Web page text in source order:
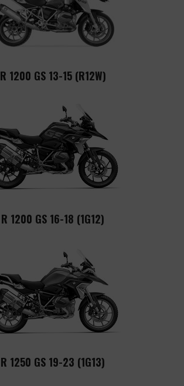
R 1200 GS 13-15 (R12W)
R 1200 GS 16-18 (1G12)
R 1250 GS 19-23 (1G13)